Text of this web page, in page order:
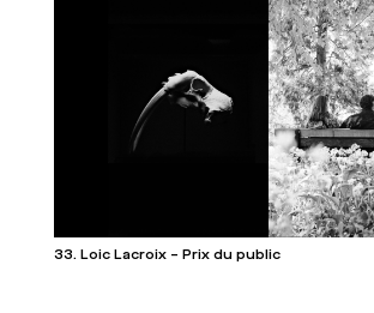
33. Loic Lacroix – Prix du public